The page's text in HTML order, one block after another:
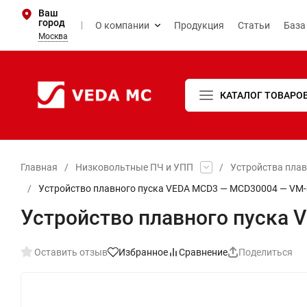
Ваш
город
Москва
О компании Продукция Статьи
КАТАЛОГ
Главная / Низковольтные ПЧ и УПП /
Устройства
/
Устройство плавного пуска VEDA MCD3 — MCD30004 —
Устройство плавного пуска
Оставить отзыв Избранное Сравнение Поделиться